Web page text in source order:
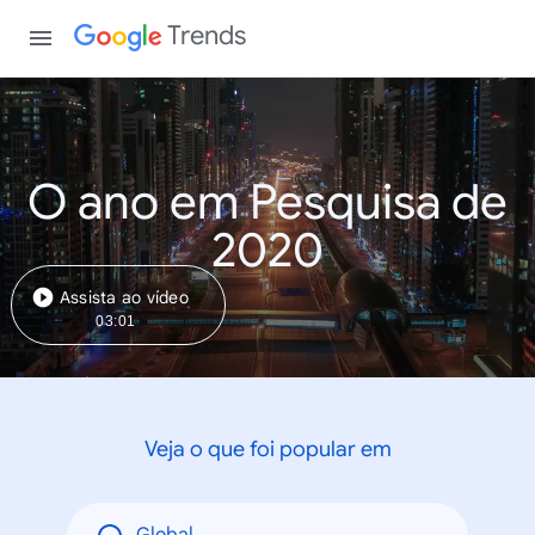
Trends
O ano em Pesquisa de
2020
Assista ao vídeo
03:01
Veja o que foi popular em